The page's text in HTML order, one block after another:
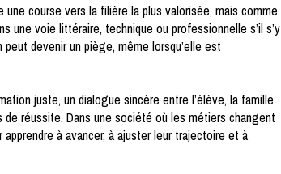
course vers la filière la plus valorisée, mais comme
une voie littéraire, technique ou professionnelle s’il s’y
devenir un piège, même lorsqu’elle est
juste, un dialogue sincère entre l’élève, la famille
réussite. Dans une société où les métiers changent
à avancer, à ajuster leur trajectoire et à